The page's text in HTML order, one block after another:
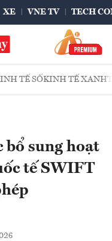
XE VNE TV TECH
TẾ SỐKINH TẾ XANH
bổ sung hoạt
tế SWIFT